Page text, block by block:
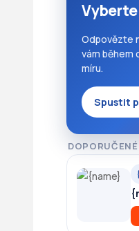
Odpovězte
vám během
míru.
Spustit